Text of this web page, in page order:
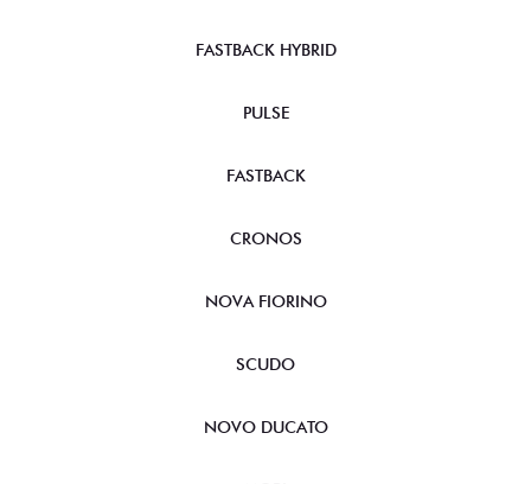
FASTBACK HYBRID
PULSE
FASTBACK
CRONOS
NOVA FIORINO
SCUDO
NOVO DUCATO